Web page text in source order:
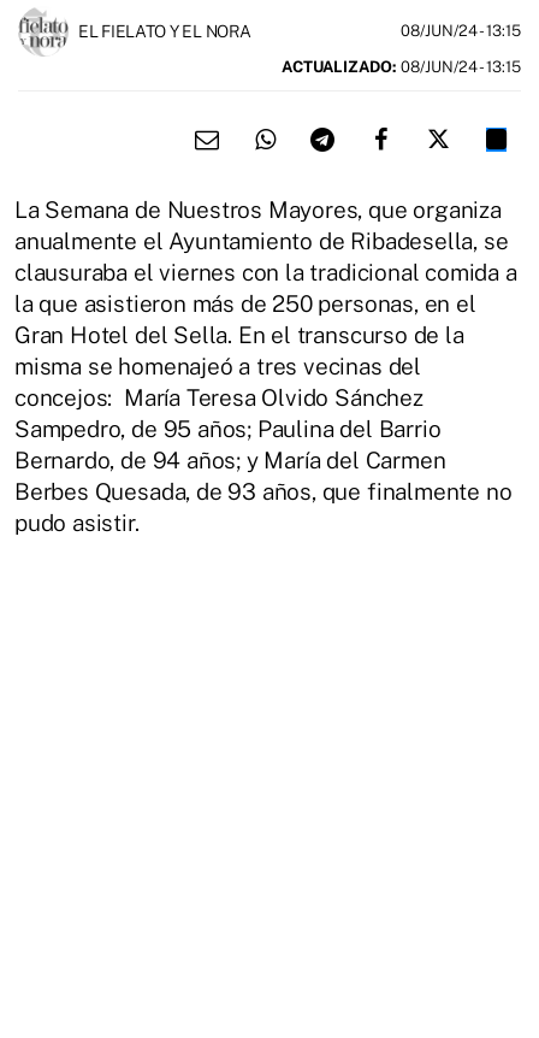
EL FIELATO Y EL NORA 08/JUN/24- 13:15
ACTUALIZADO: 08/JUN/24 - 13:15
La Semana de Nuestros Mayores, que organiza
anualmente el Ayuntamiento de Ribadesella, se
clausuraba el viernes con la tradicional comida a
la que asistieron más de 250 personas, en el
Gran Hotel del Sella. En el transcurso de la
misma se homenajeó a tres vecinas del
concejos: María Teresa Olvido Sánchez
Sampedro, de 95 años; Paulina del Barrio
Bernardo, de 94 años; y María del Carmen
Berbes Quesada, de 93 años, que finalmente no
pudo asistir.